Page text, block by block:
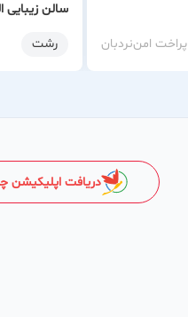
پراخت امننردبان
سالن زیبایی
رشت
دریافت اپلیکیشن